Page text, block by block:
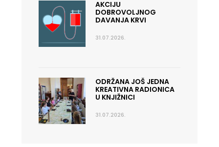
AKCIJU
DOBROVOLJNOG
DAVANJA KRVI
31.07.2026.
ODRŽANA JOŠ JEDNA
KREATIVNA RADIONICA
U KNJIŽNICI
31.07.2026.